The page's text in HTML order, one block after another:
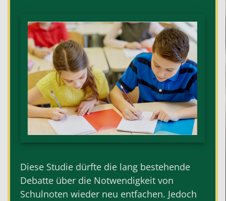
Diese Studie dürfte die lang bestehende
Debatte über die Notwendigkeit von
Schulnoten wieder neu entfachen. Jedoch